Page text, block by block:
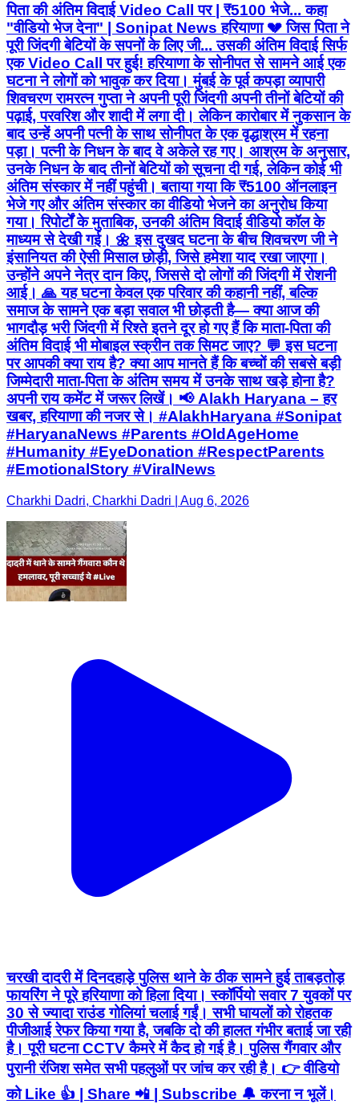
पिता की अंतिम विदाई Video Call पर | ₹5100 भेजे... कहा
"वीडियो भेज देना" | Sonipat News हरियाणा 💔 जिस पिता ने
पूरी जिंदगी बेटियों के सपनों के लिए जी... उसकी अंतिम विदाई सिर्फ
एक Video Call पर हुई! हरियाणा के सोनीपत से सामने आई एक
घटना ने लोगों को भावुक कर दिया। मुंबई के पूर्व कपड़ा व्यापारी
शिवचरण रामरत्न गुप्ता ने अपनी पूरी जिंदगी अपनी तीनों बेटियों की
पढ़ाई, परवरिश और शादी में लगा दी। लेकिन कारोबार में नुकसान के
बाद उन्हें अपनी पत्नी के साथ सोनीपत के एक वृद्धाश्रम में रहना
पड़ा। पत्नी के निधन के बाद वे अकेले रह गए। आश्रम के अनुसार,
उनके निधन के बाद तीनों बेटियों को सूचना दी गई, लेकिन कोई भी
अंतिम संस्कार में नहीं पहुंची। बताया गया कि ₹5100 ऑनलाइन
भेजे गए और अंतिम संस्कार का वीडियो भेजने का अनुरोध किया
गया। रिपोर्टों के मुताबिक, उनकी अंतिम विदाई वीडियो कॉल के
माध्यम से देखी गई। 🌼 इस दुखद घटना के बीच शिवचरण जी ने
इंसानियत की ऐसी मिसाल छोड़ी, जिसे हमेशा याद रखा जाएगा।
उन्होंने अपने नेत्र दान किए, जिससे दो लोगों की जिंदगी में रोशनी
आई। 🙏 यह घटना केवल एक परिवार की कहानी नहीं, बल्कि
समाज के सामने एक बड़ा सवाल भी छोड़ती है— क्या आज की
भागदौड़ भरी जिंदगी में रिश्ते इतने दूर हो गए हैं कि माता-पिता की
अंतिम विदाई भी मोबाइल स्क्रीन तक सिमट जाए? 💬 इस घटना
पर आपकी क्या राय है? क्या आप मानते हैं कि बच्चों की सबसे बड़ी
जिम्मेदारी माता-पिता के अंतिम समय में उनके साथ खड़े होना है?
अपनी राय कमेंट में जरूर लिखें। 📢 Alakh Haryana – हर
खबर, हरियाणा की नजर से। #AlakhHaryana #Sonipat
#HaryanaNews #Parents #OldAgeHome
#Humanity #EyeDonation #RespectParents
#EmotionalStory #ViralNews
Charkhi Dadri, Charkhi Dadri | Aug 6, 2026
चरखी दादरी में दिनदहाड़े पुलिस थाने के ठीक सामने हुई ताबड़तोड़
फायरिंग ने पूरे हरियाणा को हिला दिया। स्कॉर्पियो सवार 7 युवकों पर
30 से ज्यादा राउंड गोलियां चलाई गईं। सभी घायलों को रोहतक
पीजीआई रेफर किया गया है, जबकि दो की हालत गंभीर बताई जा रही
है। पूरी घटना CCTV कैमरे में कैद हो गई है। पुलिस गैंगवार और
पुरानी रंजिश समेत सभी पहलुओं पर जांच कर रही है। 👉 वीडियो
को Like 👍 | Share 📲 | Subscribe 🔔 करना न भूलें।